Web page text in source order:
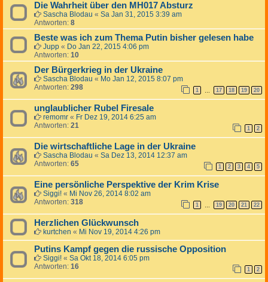
Die Wahrheit über den MH017 Absturz
Sascha Blodau « Sa Jan 31, 2015 3:39 am
Antworten: 8
Beste was ich zum Thema Putin bisher gelesen habe
Jupp « Do Jan 22, 2015 4:06 pm
Antworten: 10
Der Bürgerkrieg in der Ukraine
Sascha Blodau « Mo Jan 12, 2015 8:07 pm
Antworten: 298 1 … 17 18 19 20
unglaublicher Rubel Firesale
remomr « Fr Dez 19, 2014 6:25 am
Antworten: 21 1 2
Die wirtschaftliche Lage in der Ukraine
Sascha Blodau « Sa Dez 13, 2014 12:37 am
Antworten: 65 1 2 3 4 5
Eine persönliche Perspektive der Krim Krise
Siggi! « Mi Nov 26, 2014 8:02 am
Antworten: 318 1 … 19 20 21 22
Herzlichen Glückwunsch
kurtchen « Mi Nov 19, 2014 4:26 pm
Putins Kampf gegen die russische Opposition
Siggi! « Sa Okt 18, 2014 6:05 pm
Antworten: 16 1 2